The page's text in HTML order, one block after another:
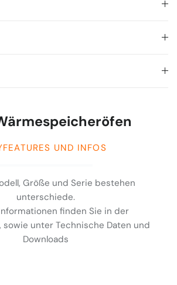
UND INFOS
Größe und Serie bestehen
unterschiede.
finden Sie in der
sowie unter Technische Daten und
Downloads